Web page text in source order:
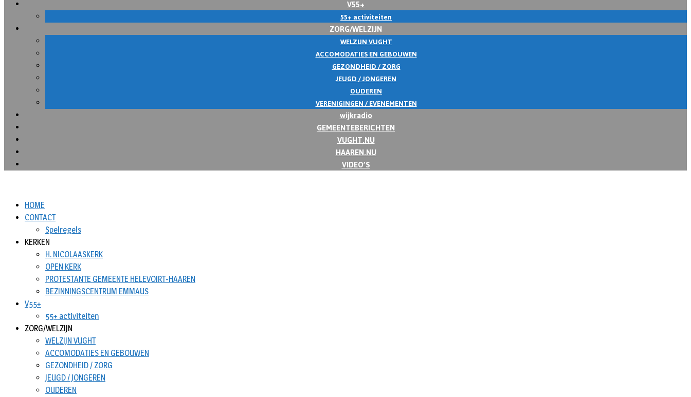
V55+
55+ activiteiten
ZORG/WELZIJN
WELZIJN VUGHT
ACCOMODATIES EN GEBOUWEN
GEZONDHEID / ZORG
JEUGD / JONGEREN
OUDEREN
VERENIGINGEN / EVENEMENTEN
wijkradio
GEMEENTEBERICHTEN
VUGHT.NU
HAAREN.NU
VIDEO’S
HOME
CONTACT
Spelregels
KERKEN
H. NICOLAASKERK
OPEN KERK
PROTESTANTE GEMEENTE HELEVOIRT-HAAREN
BEZINNINGSCENTRUM EMMAUS
V55+
55+ activiteiten
ZORG/WELZIJN
WELZIJN VUGHT
ACCOMODATIES EN GEBOUWEN
GEZONDHEID / ZORG
JEUGD / JONGEREN
OUDEREN